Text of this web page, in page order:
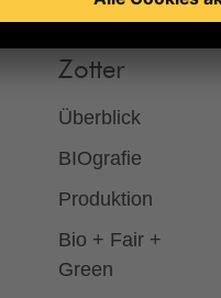
Zotter
Überblick
BIOgrafie
Produktion
Bio + Fair +
Green